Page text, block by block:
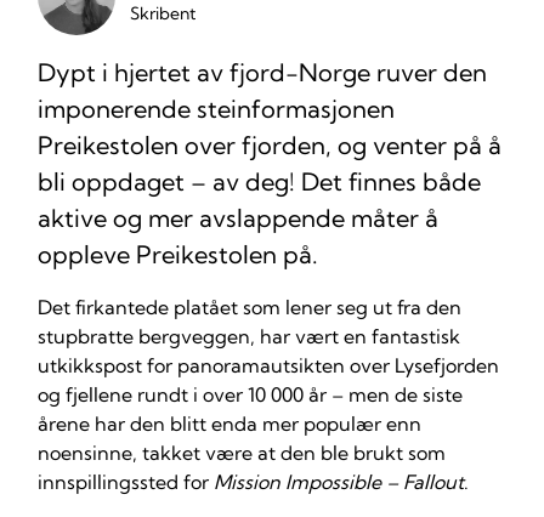
Skribent
Dypt i hjertet av fjord-Norge ruver den
imponerende steinformasjonen
Preikestolen over fjorden, og venter på å
bli oppdaget – av deg! Det finnes både
aktive og mer avslappende måter å
oppleve Preikestolen på.
Det firkantede platået som lener seg ut fra den
stupbratte bergveggen, har vært en fantastisk
utkikkspost for panoramautsikten over Lysefjorden
og fjellene rundt i over 10 000 år – men de siste
årene har den blitt enda mer populær enn
noensinne, takket være at den ble brukt som
innspillingssted for Mission Impossible – Fallout.